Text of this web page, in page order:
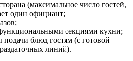
(максимальное число гостей,
один официант;
секциями кухни;
блюд гостям (с готовой
линий).